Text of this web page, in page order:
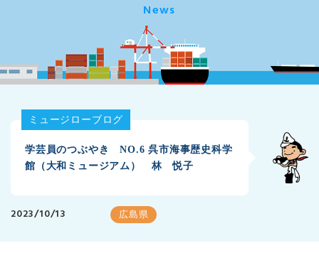
News
ミュージローブログ
学芸員のつぶやき NO.6 呉市海事歴史科学
館（大和ミュージアム） 林 悦子
2023/10/13 広島県